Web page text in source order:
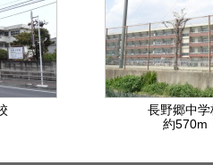
長野郷中学
約570m